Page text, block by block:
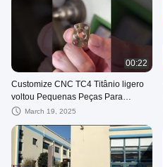
00:22
Customize CNC TC4 Titânio ligero
voltou Pequenas Peças Para
Controlador Bluetooth
March 19, 2025